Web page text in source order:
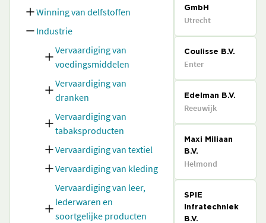
Winning van delfstoffen
Industrie
Vervaardiging van
voedingsmiddelen
Vervaardiging van
dranken
Vervaardiging van
tabaksproducten
Vervaardiging van textiel
Vervaardiging van kleding
Vervaardiging van leer,
lederwaren en
soortgelijke producten
GmbH
Utrecht
Coulisse B.V.
Enter
Edelman B.V.
Reeuwijk
Maxi Miliaan
B.V.
Helmond
SPIE
Infratechniek
B.V.